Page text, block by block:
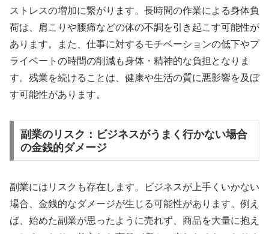
ストレスの増加に繋がります。長時間の作業による身体負
荷は、肩こりや腰痛などの体の不調を引き起こす可能性が
あります。また、仕事に対するモチベーションの低下やプ
ライベートの時間の削減も身体・精神的な負担となりま
す。残業を続けることは、健康や生活の質に悪影響を及ぼ
す可能性があります。
副業のリスク：ビジネスがうまく行かない場合
の金銭的ダメージ
副業にはリスクも存在します。ビジネスが上手くいかない
場合、金銭的なダメージが生じる可能性があります。例え
ば、始めた副業が思ったように売れず、商品を大量に抱え